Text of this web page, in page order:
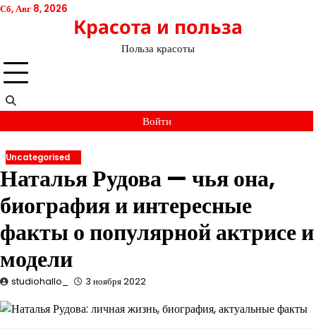
Перейти
Сб, Авг 8, 2026
Красота и польза
Польза красоты
Войти
Uncategorised
Наталья Рудова — чья она,
биография и интересные
факты о популярной актрисе и
модели
studiohallo_ 3 ноября 2022